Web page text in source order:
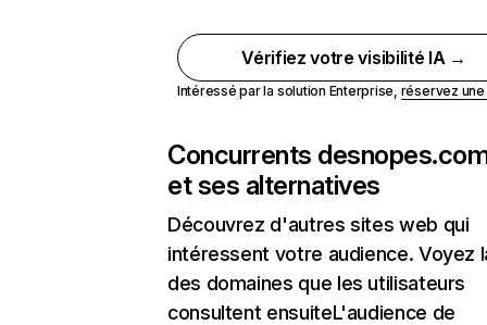
Vérifiez votre visibilité IA →
Intéressé par la solution Enterprise, réservez
Concurrents de
et ses alternatives
Découvrez d'autres sites web qui
intéressent votre audience. Voyez
des domaines que les utilisateurs
consultent ensuiteL'audience de